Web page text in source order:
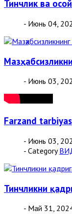
Тинчлик ва
- Июнь 04,
- Июнь 03,
Farzand
- Июнь 03,
- Category
Тинчликни
- Май 31,